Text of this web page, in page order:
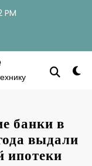
PM
банки в
выдали
ипотеки